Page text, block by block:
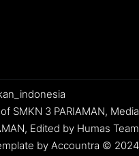
SMKN 3 PARIAMAN, Media
Edited by Humas Team
by Accountra © 2024